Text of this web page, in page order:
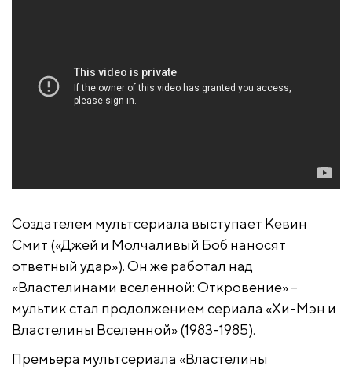
Создателем мультсериала выступает Кевин
Смит («Джей и Молчаливый Боб наносят
ответный удар»). Он же работал над
«Властелинами вселенной: Откровение» –
мультик стал продолжением сериала «Хи-Мэн и
Властелины Вселенной» (1983-1985).
Премьера мультсериала «Властелины